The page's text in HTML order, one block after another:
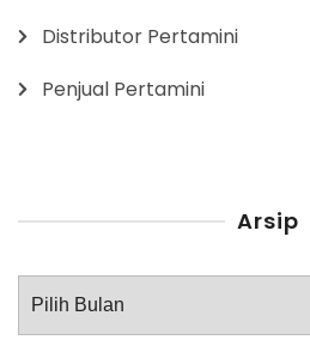
Distributor Pertamini
Penjual Pertamini
Arsip
Arsip